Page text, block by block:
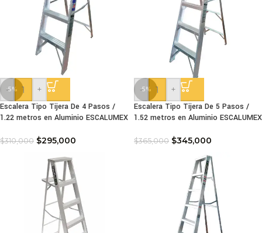
-5%
-
+
Escalera Tipo Tijera De 4 Pasos /
1.22 metros en Aluminio ESCALUMEX
$310,000 $295,000
-5%
-
+
Escalera Tipo Tijera De 5 Pasos /
1.52 metros en Aluminio ESCALUMEX
$365,000 $345,000